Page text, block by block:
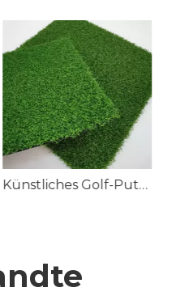
Künstliches Golf-Putting-Gras